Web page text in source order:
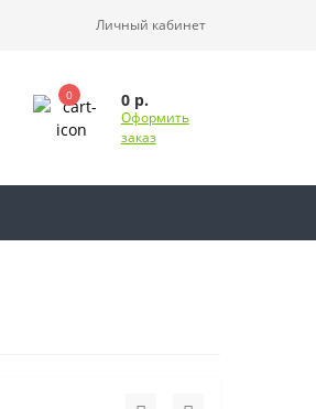
Личный кабинет
0 0 р.
Оформить
заказ